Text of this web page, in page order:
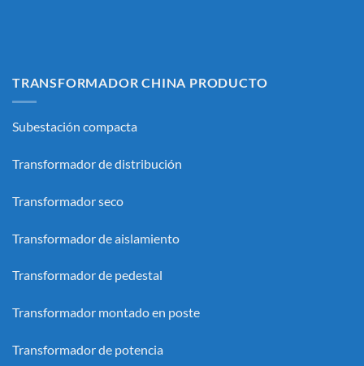
TRANSFORMADOR CHINA PRODUCTO
Subestación compacta
Transformador de distribución
Transformador seco
Transformador de aislamiento
Transformador de pedestal
Transformador montado en poste
Transformador de potencia